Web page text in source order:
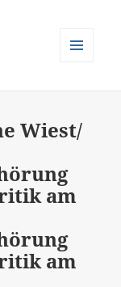
Wiest/
am
am